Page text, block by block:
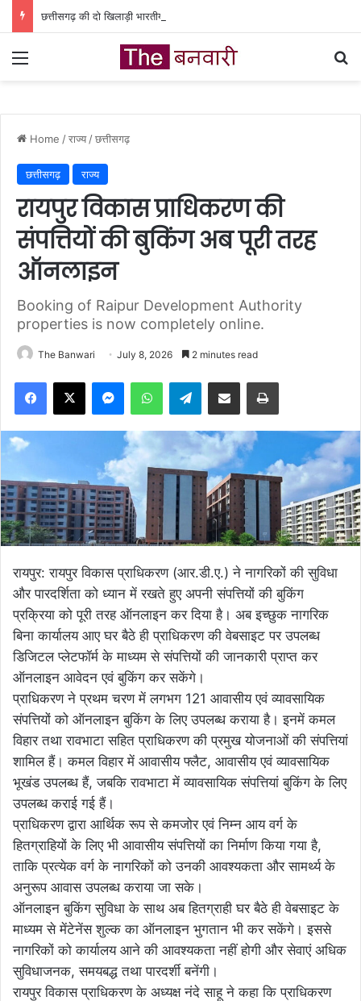
Menu
Home /राज्य /छत्तीसगढ़
छत्तीसगढ़ राज्य
रायपुर विकास प्राधिकरण की
संपत्तियों की बुकिंग अब पूरी तरह
ऑनलाइन
Booking of Raipur Development Authority
properties is now completely online.
The Banwari July 8, 2026 2 minutes read
Facebook
X MessengerWhatsAppTelegramShare via Email Print
रायपुर: रायपुर विकास प्राधिकरण (आर.डी.ए.) ने नागरिकों की सुविधा
और पारदर्शिता को ध्यान में रखते हुए अपनी संपत्तियों की बुकिंग
प्रक्रिया को पूरी तरह ऑनलाइन कर दिया है। अब इच्छुक नागरिक
बिना कार्यालय आए घर बैठे ही प्राधिकरण की वेबसाइट पर उपलब्ध
डिजिटल प्लेटफॉर्म के माध्यम से संपत्तियों की जानकारी प्राप्त कर
ऑनलाइन आवेदन एवं बुकिंग कर सकेंगे।
प्राधिकरण ने प्रथम चरण में लगभग 121 आवासीय एवं व्यावसायिक
संपत्तियों को ऑनलाइन बुकिंग के लिए उपलब्ध कराया है। इनमें कमल
विहार तथा रावभाटा सहित प्राधिकरण की प्रमुख योजनाओं की संपत्तियां
शामिल हैं। कमल विहार में आवासीय फ्लैट, आवासीय एवं व्यावसायिक
भूखंड उपलब्ध हैं, जबकि रावभाटा में व्यावसायिक संपत्तियां बुकिंग के लिए
उपलब्ध कराई गई हैं।
प्राधिकरण द्वारा आर्थिक रूप से कमजोर एवं निम्न आय वर्ग के
हितग्राहियों के लिए भी आवासीय संपत्तियों का निर्माण किया गया है,
ताकि प्रत्येक वर्ग के नागरिकों को उनकी आवश्यकता और सामर्थ्य के
अनुरूप आवास उपलब्ध कराया जा सके।
ऑनलाइन बुकिंग सुविधा के साथ अब हितग्राही घर बैठे ही वेबसाइट के
माध्यम से मेंटेनेंस शुल्क का ऑनलाइन भुगतान भी कर सकेंगे। इससे
नागरिकों को कार्यालय आने की आवश्यकता नहीं होगी और सेवाएं अधिक
सुविधाजनक, समयबद्ध तथा पारदर्शी बनेंगी।
रायपुर विकास प्राधिकरण के अध्यक्ष नंदे साहू ने कहा कि प्राधिकरण